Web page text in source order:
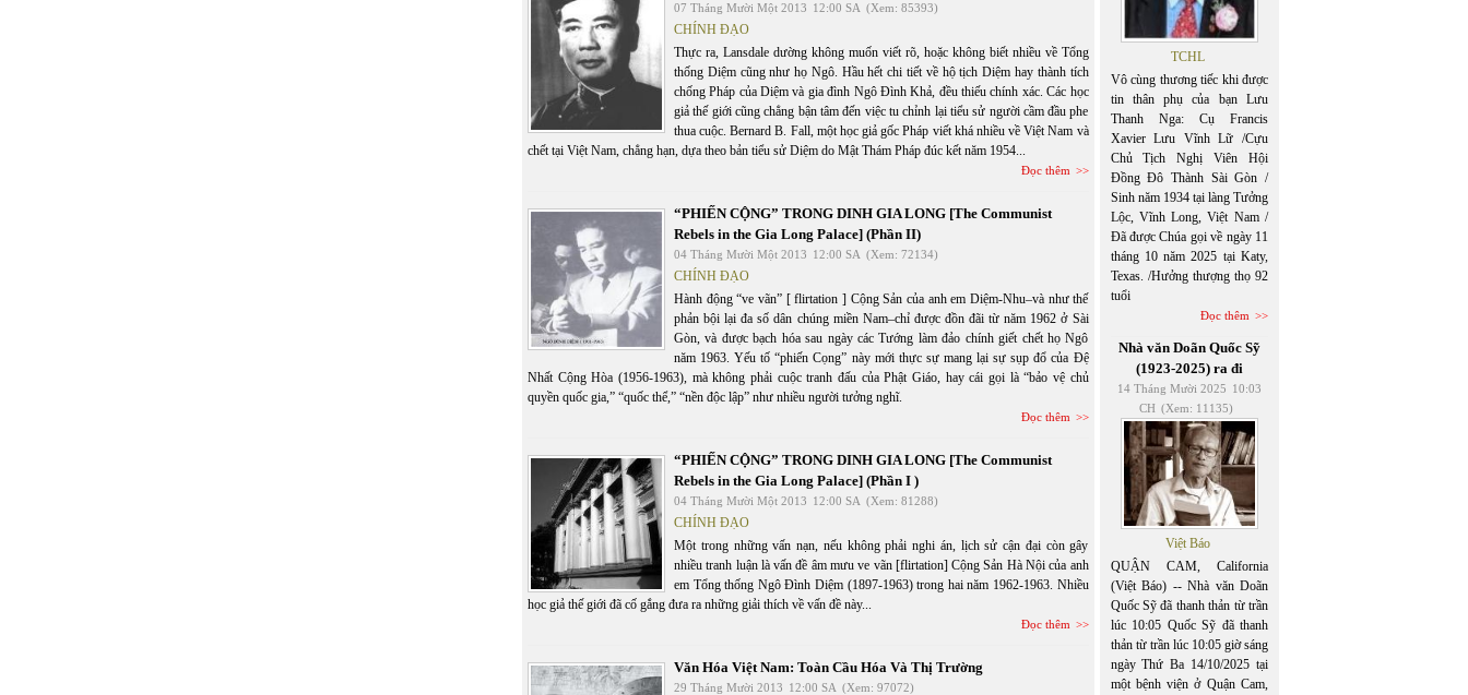
07 Tháng Mười Một 2013 12:00 SA (Xem: 85393)
CHÍNH ĐẠO
Thực ra, Lansdale dường không muốn viết rõ, hoặc không biết nhiều về Tổng
thống Diệm cũng như họ Ngô. Hầu hết chi tiết về hộ tịch Diệm hay thành tích
chống Pháp của Diệm và gia đình Ngô Đình Khả, đều thiếu chính xác. Các học
giả thế giới cũng chẳng bận tâm đến việc tu chỉnh lại tiểu sử người cầm đầu phe
thua cuộc. Bernard B. Fall, một học giả gốc Pháp viết khá nhiều về Việt Nam và
chết tại Việt Nam, chẳng hạn, dựa theo bản tiểu sử Diệm do Mật Thám Pháp đúc kết năm 1954...
Đọc thêm
“PHIẾN CỘNG” TRONG DINH GIA LONG [The Communist
Rebels in the Gia Long Palace] (Phần II)
04 Tháng Mười Một 2013 12:00 SA (Xem: 72134)
CHÍNH ĐẠO
Hành động “ve vãn” [ flirtation ] Cộng Sản của anh em Diệm-Nhu–và như thế
phản bội lại đa số dân chúng miền Nam–chỉ được đồn đãi từ năm 1962 ở Sài
Gòn, và được bạch hóa sau ngày các Tướng làm đảo chính giết chết họ Ngô
năm 1963. Yếu tố “phiến Cọng” này mới thực sự mang lại sự sụp đổ của Đệ
Nhất Cộng Hòa (1956-1963), mà không phải cuộc tranh đấu của Phật Giáo, hay cái gọi là “bảo vệ chủ
quyền quốc gia,” “quốc thể,” “nền độc lập” như nhiều người tưởng nghĩ.
Đọc thêm
“PHIẾN CỘNG” TRONG DINH GIA LONG [The Communist
Rebels in the Gia Long Palace] (Phần I )
04 Tháng Mười Một 2013 12:00 SA (Xem: 81288)
CHÍNH ĐẠO
Một trong những vấn nạn, nếu không phải nghi án, lịch sử cận đại còn gây
nhiều tranh luận là vấn đề âm mưu ve vãn [flirtation] Cộng Sản Hà Nội của anh
em Tổng thống Ngô Đình Diệm (1897-1963) trong hai năm 1962-1963. Nhiều
học giả thế giới đã cố gắng đưa ra những giải thích về vấn đề này...
Đọc thêm
Văn Hóa Việt Nam: Toàn Cầu Hóa Và Thị Trường
29 Tháng Mười 2013 12:00 SA (Xem: 97072)
TCHL
Vô cùng thương tiếc khi được
tin thân phụ của bạn Lưu
Thanh Nga: Cụ Francis
Xavier Lưu Vĩnh Lữ /Cựu
Chủ Tịch Nghị Viên Hội
Đồng Đô Thành Sài Gòn /
Sinh năm 1934 tại làng Tưởng
Lộc, Vĩnh Long, Việt Nam /
Đã được Chúa gọi về ngày 11
tháng 10 năm 2025 tại Katy,
Texas. /Hưởng thượng thọ 92
tuổi
Đọc thêm
Nhà văn Doãn Quốc Sỹ
(1923-2025) ra đi
14 Tháng Mười 2025 10:03
CH (Xem: 11135)
Việt Báo
QUẬN CAM, California
(Việt Báo) -- Nhà văn Doãn
Quốc Sỹ đã thanh thản từ trần
lúc 10:05 Quốc Sỹ đã thanh
thản từ trần lúc 10:05 giờ sáng
ngày Thứ Ba 14/10/2025 tại
một bệnh viện ở Quận Cam,